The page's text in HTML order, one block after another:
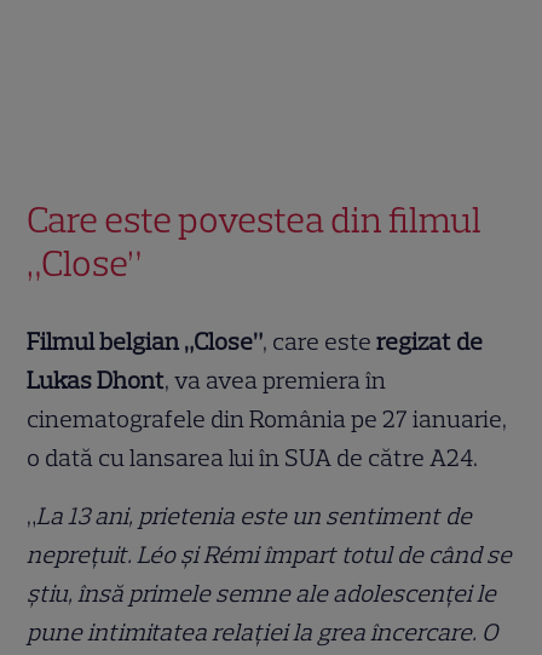
Care este povestea din filmul
„Close”
Filmul belgian „Close”, care esteregizat de
Lukas Dhont, va avea premiera în
cinematografele din România pe 27 ianuarie,
o dată cu lansarea lui în SUA de către A24.
„La 13 ani, prietenia este un sentiment de
neprețuit. Léo şi Rémi împart totul de când se
ştiu, însă primele semne ale adolescenței le
pune intimitatea relației la grea încercare. O